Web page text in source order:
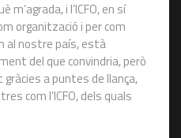
i l’ICFO, en sí
organització i per com
al nostre país, està
del que convindria, però
a puntes de llança,
com l’ICFO, dels quals